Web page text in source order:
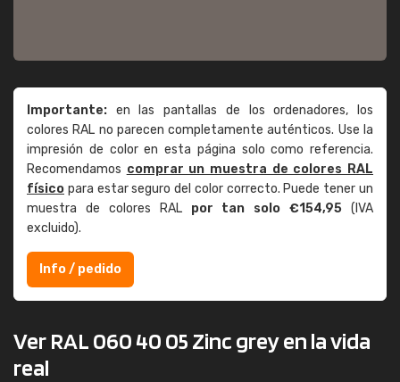
Importante: en las pantallas de los ordenadores, los
colores RAL no parecen completamente auténticos. Use la
impresión de color en esta página solo como referencia.
Recomendamos comprar un muestra de colores RAL
físico para estar seguro del color correcto. Puede tener un
muestra de colores RAL por tan solo €154,95 (IVA
excluido).
Info / pedido
Ver RAL 060 40 05 Zinc grey en la vida
real